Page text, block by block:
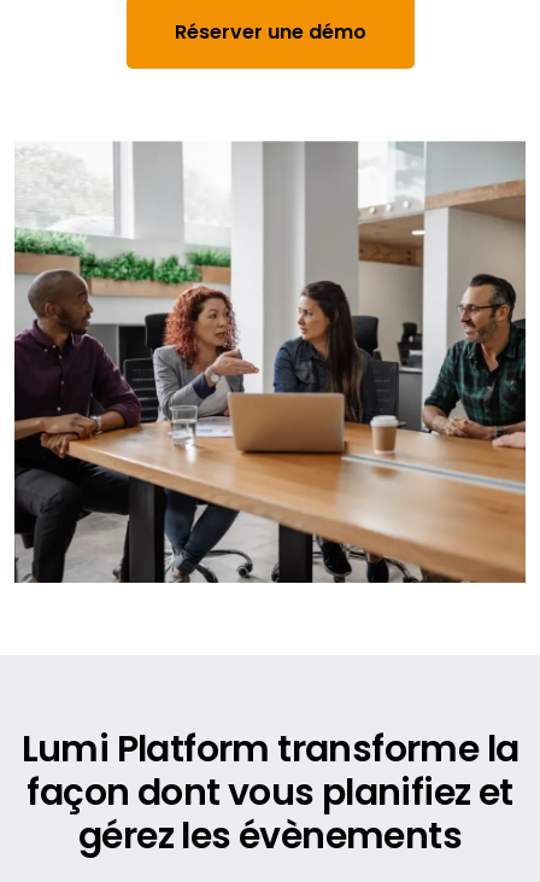
Réserver une démo
Lumi Platform transforme la
façon dont vous planifiez et
gérez les évènements